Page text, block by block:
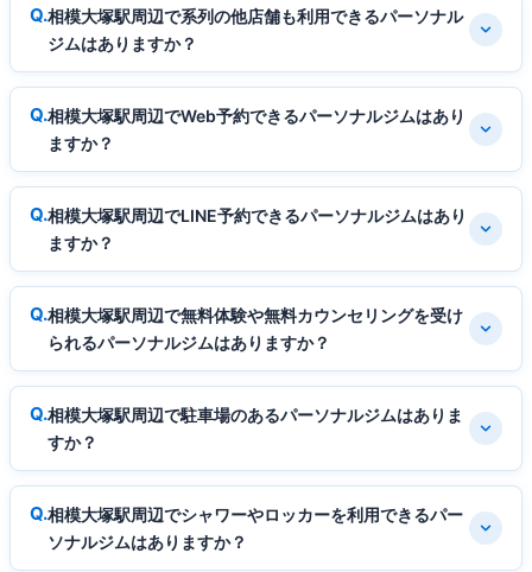
相模大塚駅周辺で系列の他店舗も利用できるパーソナル
ジムはありますか？
相模大塚駅周辺でWeb予約できるパーソナルジムはあり
ますか？
相模大塚駅周辺でLINE予約できるパーソナルジムはあり
ますか？
相模大塚駅周辺で無料体験や無料カウンセリングを受け
られるパーソナルジムはありますか？
相模大塚駅周辺で駐車場のあるパーソナルジムはありま
すか？
相模大塚駅周辺でシャワーやロッカーを利用できるパー
ソナルジムはありますか？